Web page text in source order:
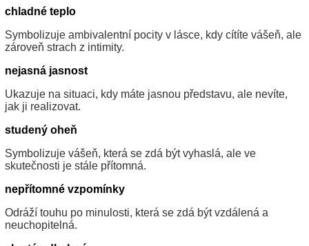
chladné teplo
Symbolizuje ambivalentní pocity v lásce, kdy cítíte vášeň, ale
zároveň strach z intimity.
nejasná jasnost
Ukazuje na situaci, kdy máte jasnou představu, ale nevíte,
jak ji realizovat.
studený oheň
Symbolizuje vášeň, která se zdá být vyhaslá, ale ve
skutečnosti je stále přítomná.
nepřítomné vzpomínky
Odráží touhu po minulosti, která se zdá být vzdálená a
neuchopitelná.